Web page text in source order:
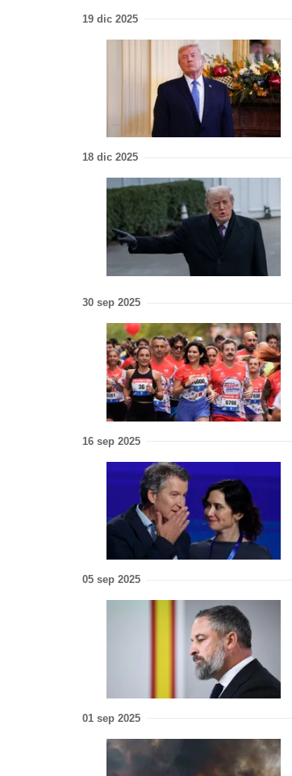
19 dic 2025
18 dic 2025
30 sep 2025
16 sep 2025
05 sep 2025
01 sep 2025